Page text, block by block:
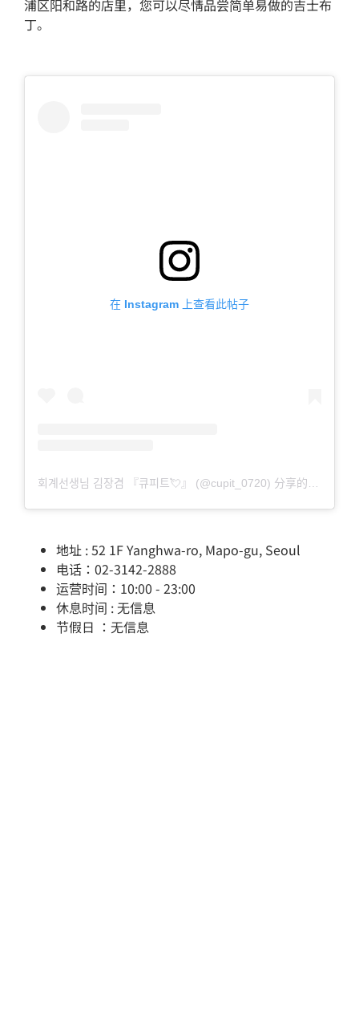
浦区阳和路的店里，您可以尽情品尝简单易做的吉士布
丁。
在 Instagram 上查看此帖子
地址 : 52 1F Yanghwa-ro, Mapo-gu, Seoul
电话：02-3142-2888
运营时间：10:00 - 23:00
休息时间 : 无信息
节假日 ：无信息